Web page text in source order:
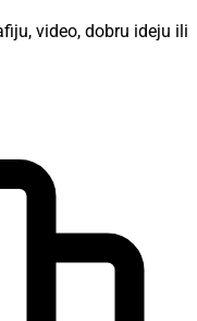
video, dobru ideju ili